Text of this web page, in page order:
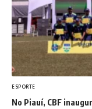
ESPORTE
No Piauí, CBF